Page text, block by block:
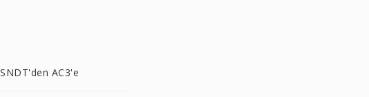
SNDT'den AC3'e